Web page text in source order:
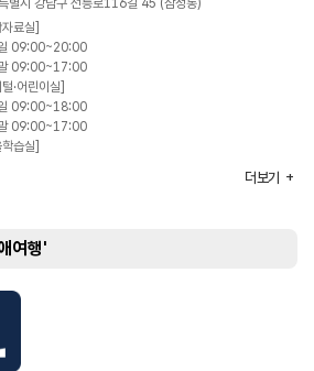
료실]
09:00~20:00
09:00~17:00
·어린이실]
09:00~18:00
09:00~17:00
습실]
더보기
여행'